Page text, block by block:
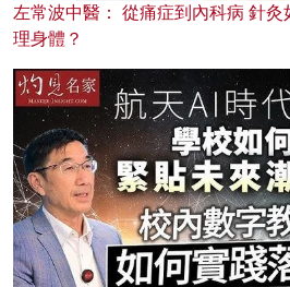
左常波中醫： 從痛症到內科病 針
理身體？